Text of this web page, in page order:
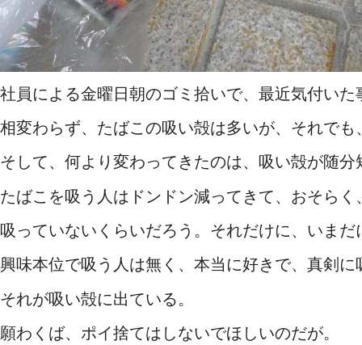
社員による金曜日朝のゴミ拾いで、最近気付いた
相変わらず、たばこの吸い殻は多いが、それで
そして、何より変わってきたのは、吸い殻が随
たばこを吸う人はドンドン減ってきて、おそら
吸っていないくらいだろう。それだけに、いま
興味本位で吸う人は無く、本当に好きで、真剣
それが吸い殻に出ている。
願わくば、ポイ捨てはしないでほしいのだが。